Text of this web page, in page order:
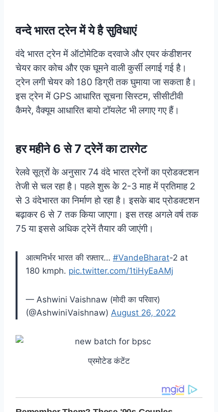
वन्दे भारत ट्रेन में ये है सुविधाएं
वंदे भारत ट्रेन में ऑटोमेटिक दरवाजे और एयर कंडीशनर
चेयर कार कोच और एक घूमने वाली कुर्सी लगाई गई है।
ट्रेन लगी चेयर को 180 डिग्री तक घुमाया जा सकता है।
इस ट्रेन में GPS आधारित सूचना सिस्टम, सीसीटीवी
कैमरे, वैक्यूम आधारित बायो टॉयलेट भी लगाए गए हैं।
हर महीने 6 से 7 ट्रेनें का टारगेट
रेलवे सूत्रों के अनुसार 74 वंदे भारत ट्रेनों का प्रोडक्‍टशन
तेजी से चल रहा है। पहले शुरू के 2-3 माह में प्रतिमाह 2
से 3 वंदेभारत का निर्माण हो रहा है। इसके बाद प्रोडक्‍टशन
बढ़ाकर 6 से 7 तक किया जाएगा। इस तरह अगले वर्ष तक
75 या इससे अधिक ट्रेनें तैयार की जाएंगी।
आत्मनिर्भर भारत की रफ़्तार… #VandeBharat-2 at
180 kmph. pic.twitter.com/1tiHyEaAMj
— Ashwini Vaishnaw (मोदी का परिवार)
(@AshwiniVaishnaw) August 26, 2022
प्रमोटेड कंटेंट